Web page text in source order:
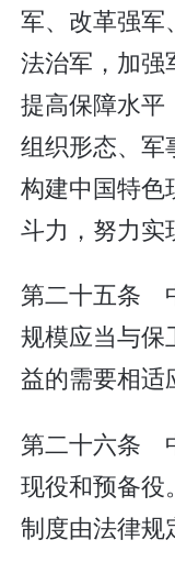
军、改革强军
法治军，加强
提高保障水平
组织形态、军
构建中国特色
斗力，努力实
第二十五条
规模应当与保
益的需要相适
第二十六条
现役和预备役
制度由法律规